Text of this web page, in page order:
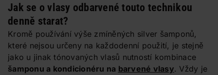
Jak se o vlasy odbarvené touto technikou
denně starat?
Kromě používání výše zmíněných silver šamponů,
které nejsou určeny na každodenní použití, je stejně
jako u jinak tónovaných vlasů nutností kombinace
šamponu a kondicionéru na barvené vlasy. Vždy je